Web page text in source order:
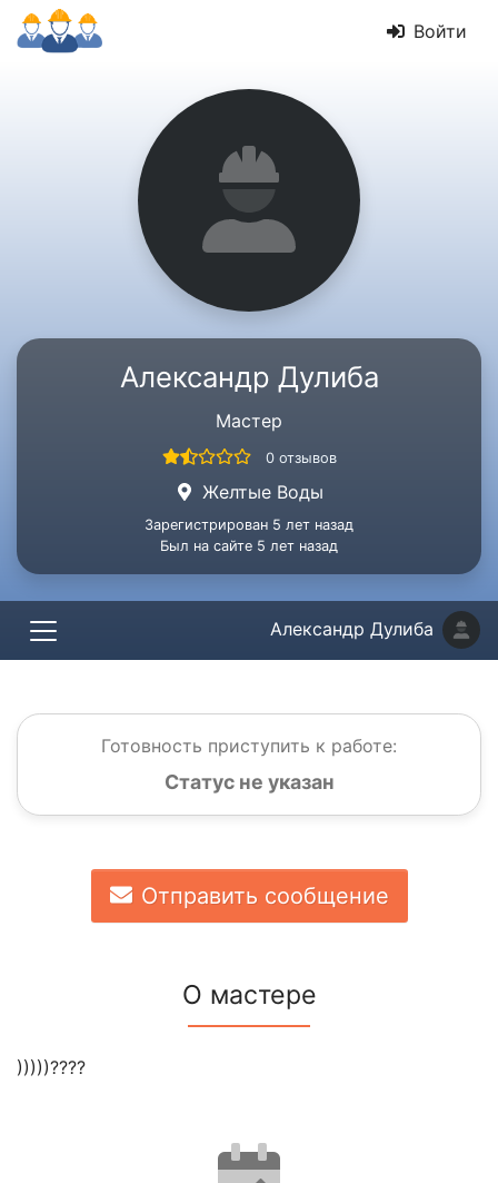
Войти
Александр Дулиба
Мастер
0 отзывов
Желтые Воды
Зарегистрирован 5 лет назад
Был на сайте 5 лет назад
Александр Дулиба
Готовность приступить к работе:
Статус не указан
Отправить сообщение
О мастере
)))))????